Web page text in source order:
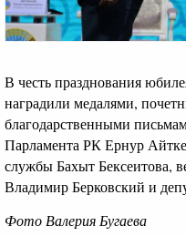
В честь празднования
наградили медалями,
благодарственными
Парламента РК Ернур
службы Бахыт Бексеитова,
Владимир Берковский и
Фото Валерия Бугаева